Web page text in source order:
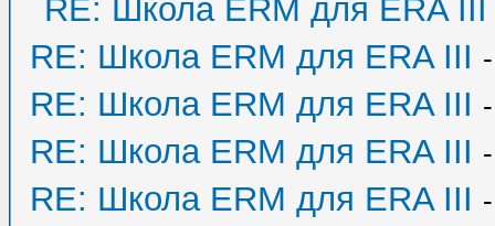
RE: Школа ERM для ERA III
RE: Школа ERM для ERA III
RE: Школа ERM для ERA III
RE: Школа ERM для ERA III
RE: Школа ERM для ERA III